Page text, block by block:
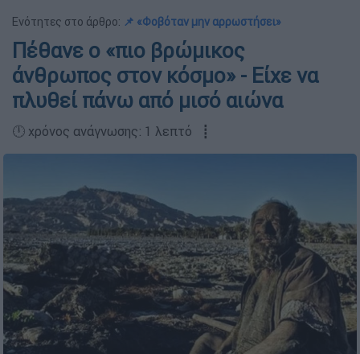
Ενότητες στο άρθρο: 📌 «Φοβόταν μην αρρωστήσει»
Πέθανε ο «πιο βρώμικος
άνθρωπος στον κόσμο» - Είχε να
πλυθεί πάνω από μισό αιώνα
🕛 χρόνος ανάγνωσης: 1 λεπτό ┋